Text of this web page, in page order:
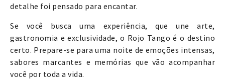
detalhe foi pensado para encantar.
Se você busca uma experiência, que une arte,
gastronomia e exclusividade, o Rojo Tango é o destino
certo. Prepare-se para uma noite de emoções intensas,
sabores marcantes e memórias que vão acompanhar
você por toda a vida.